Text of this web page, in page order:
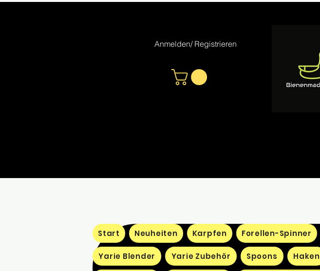
Anmelden/ Registrieren
Start Neuheiten Karpfen Forellen-Spinner
Yarie Blender Yarie Zubehör Spoons Haken